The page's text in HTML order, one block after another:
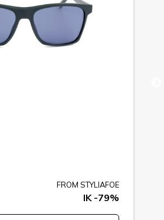
FROM STYLIAFOE
IK -79%